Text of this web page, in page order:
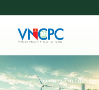
Home /Tin tức /